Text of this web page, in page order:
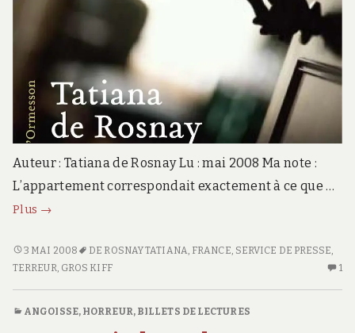
Auteur : Tatiana de Rosnay Lu : mai 2008 Ma note :
L’appartement correspondait exactement à ce que …
Plus La
des
murs
→
LA
MÉMOIRE
3 MAI 2008 DE ROSNAY TATIANA FRANCE SERVICE DE PRESSE
TERREUR GROS KIFF 1
ANGOISSE, HORREUR, BILLETS DE LECTURES